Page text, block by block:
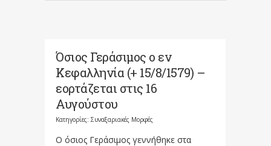
Όσιος Γεράσιμος ο εν
Κεφαλληνία (+ 15/8/1579) –
εορτάζεται στις 16
Αυγούστου
Κατηγορίες: Συναξαριακές Μορφές
Ο όσιος Γεράσιμος γεννήθηκε στα